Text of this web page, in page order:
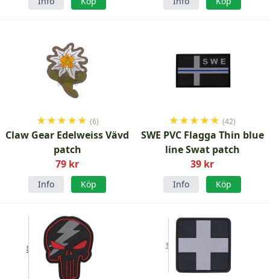
★★★★★ (6)
Claw Gear Edelweiss Vävd
patch
79 kr
Info Köp
★★★★★ (42)
SWE PVC Flagga Thin blue
line Swat patch
39 kr
Info Köp